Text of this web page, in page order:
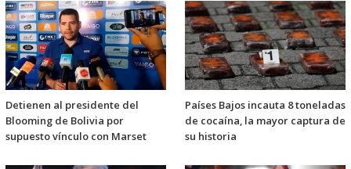
Detienen al presidente del
Blooming de Bolivia por
supuesto vínculo con Marset
Países Bajos incauta 8 toneladas
de cocaína, la mayor captura de
su historia